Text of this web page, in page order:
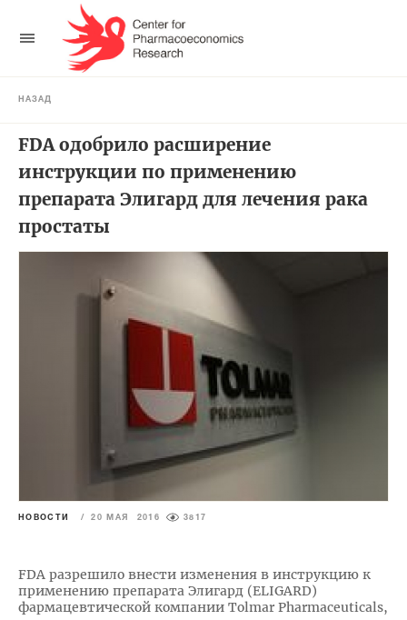
НАЗАД
FDA одобрило расширение
инструкции по применению
препарата Элигард для лечения рака
простаты
НОВОСТИ / 20 МАЯ 2016 3817
FDA разрешило внести изменения в инструкцию к
применению препарата Элигард (ELIGARD)
фармацевтической компании Tolmar Pharmaceuticals,